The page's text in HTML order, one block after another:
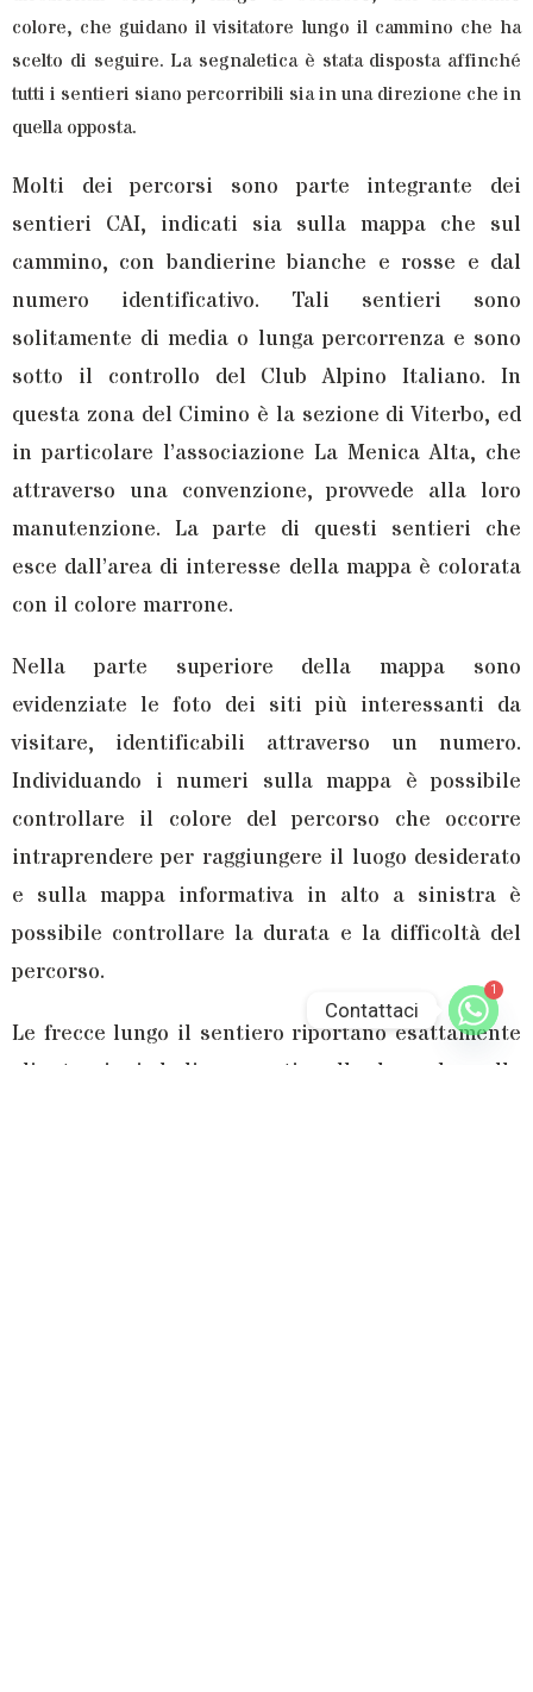
colore, che guidano il visitatore lungo il cammino che ha
scelto di seguire. La segnaletica è stata disposta affinché
tutti i sentieri siano percorribili sia in una direzione che in
quella opposta.
Molti dei percorsi sono parte integrante dei
sentieri CAI, indicati sia sulla mappa che sul
cammino, con bandierine bianche e rosse e dal
numero identificativo. Tali sentieri sono
solitamente di media o lunga percorrenza e sono
sotto il controllo del Club Alpino Italiano. In
questa zona del Cimino è la sezione di Viterbo, ed
in particolare l’associazione La Menica Alta, che
attraverso unaconvenzione, provvede alla loro
manutenzione. La parte di questi sentieri che
esce dall’area di interesse della mappa è colorata
con il colore marrone.
Nella parte superiore della mappa sono
evidenziate le foto dei siti più interessanti da
visitare, identificabili attraverso un numero.
Individuando i numeri sulla mappa è possibile
controllare il colore del percorso che occorre
intraprendere per raggiungere il luogo desiderato
e sulla mappa informativa in alto a sinistra è
possibile controllare la durata e la difficoltà del
percorso.
Le frecce lungo il sentiero riportano esattamente
gli stessi simboli presenti sulla legenda nella
1
Contattaci